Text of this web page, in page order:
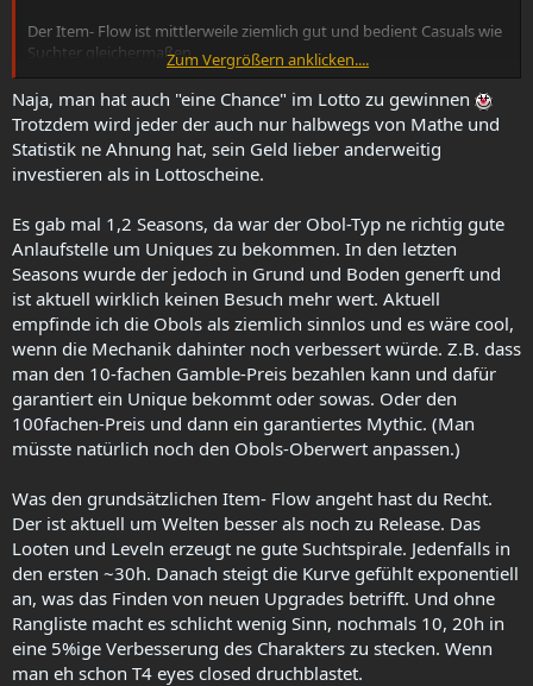
Der Item- Flow ist mittlerweile ziemlich gut und bedient Casuals wie
Suchter gleichermaßen.
Natürlich kann man mal mehr oder weniger Glück haben. Aber im
Allgemeinen stimmt das Ergebnis im Verhältnis zur Anstrengung,
RNG halt.
Zum Vergrößern anklicken....
Naja, man hat auch "eine Chance" im Lotto zu gewinnen
Trotzdem wird jeder der auch nur halbwegs von Mathe und
Statistik ne Ahnung hat, sein Geld lieber anderweitig
investieren als in Lottoscheine.
Es gab mal 1,2 Seasons, da war der Obol-Typ ne richtig gute
Anlaufstelle um Uniques zu bekommen. In den letzten
Seasons wurde der jedoch in Grund und Boden generft und
ist aktuell wirklich keinen Besuch mehr wert. Aktuell
empfinde ich die Obols als ziemlich sinnlos und es wäre cool,
wenn die Mechanik dahinter noch verbessert würde. Z.B. dass
man den 10-fachen Gamble-Preis bezahlen kann und dafür
garantiert ein Unique bekommt oder sowas. Oder den
100fachen-Preis und dann ein garantiertes Mythic. (Man
müsste natürlich noch den Obols-Oberwert anpassen.)
Was den grundsätzlichen Item- Flow angeht hast du Recht.
Der ist aktuell um Welten besser als noch zu Release. Das
Looten und Leveln erzeugt ne gute Suchtspirale. Jedenfalls in
den ersten ~30h. Danach steigt die Kurve gefühlt exponentiell
an, was das Finden von neuen Upgrades betrifft. Und ohne
Rangliste macht es schlicht wenig Sinn, nochmals 10, 20h in
eine 5%ige Verbesserung des Charakters zu stecken. Wenn
man eh schon T4 eyes closed druchblastet.